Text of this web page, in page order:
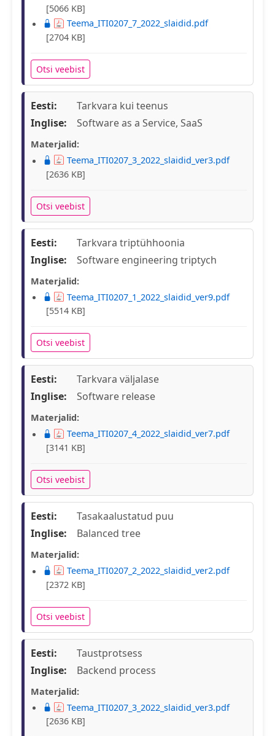
[5066 KB]
Teema_ITI0207_7_2022_slaidid.pdf
[2704 KB]
Otsi veebist
Eesti:
Tarkvara kui teenus
Inglise:
Software as a Service, SaaS
Materjalid:
Teema_ITI0207_3_2022_slaidid_ver3.pdf
[2636 KB]
Otsi veebist
Eesti:
Tarkvara triptühhoonia
Inglise:
Software engineering triptych
Materjalid:
Teema_ITI0207_1_2022_slaidid_ver9.pdf
[5514 KB]
Otsi veebist
Eesti:
Tarkvara väljalase
Inglise:
Software release
Materjalid:
Teema_ITI0207_4_2022_slaidid_ver7.pdf
[3141 KB]
Otsi veebist
Eesti:
Tasakaalustatud puu
Inglise:
Balanced tree
Materjalid:
Teema_ITI0207_2_2022_slaidid_ver2.pdf
[2372 KB]
Otsi veebist
Eesti:
Taustprotsess
Inglise:
Backend process
Materjalid:
Teema_ITI0207_3_2022_slaidid_ver3.pdf
[2636 KB]